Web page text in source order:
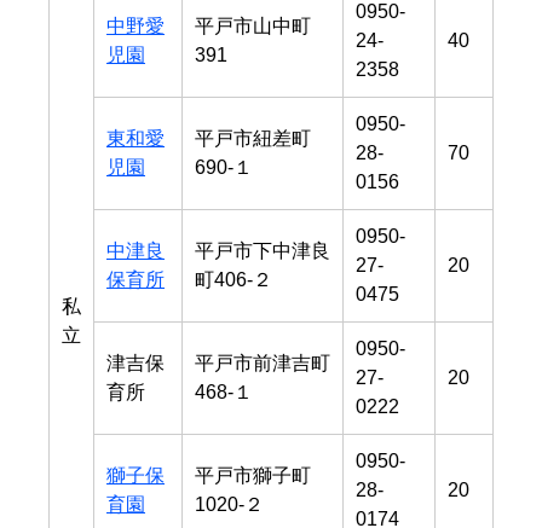
私
立
中野愛
児園
平戸市山中町
391
0950-
24-
2358
40
東和愛
児園
平戸市紐差町
690-１
0950-
28-
0156
70
中津良
保育所
平戸市下中津良
町406-２
0950-
27-
0475
20
津吉保
育所
平戸市前津吉町
468-１
0950-
27-
0222
20
獅子保
育園
平戸市獅子町
1020-２
0950-
28-
0174
20